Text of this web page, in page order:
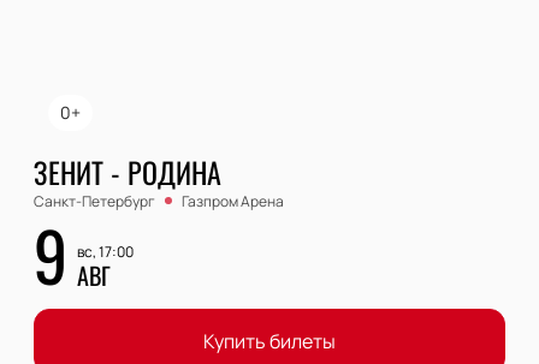
0+
ЗЕНИТ - РОДИНА
Санкт-Петербург Газпром Арена
9 вс, 17:00
АВГ
Купить билеты